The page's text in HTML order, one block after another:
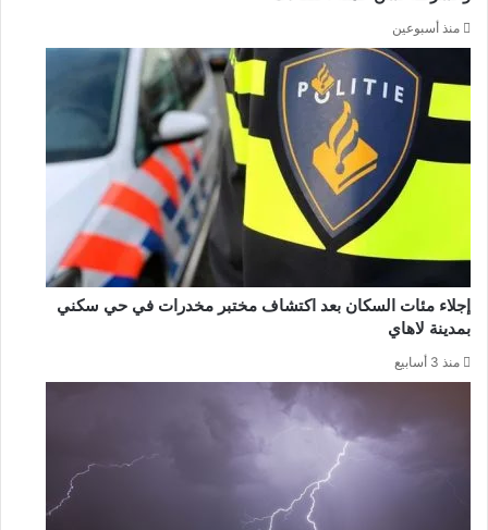
منذ أسبوعين
إجلاء مئات السكان بعد اكتشاف مختبر مخدرات في حي سكني
بمدينة لاهاي
منذ 3 أسابيع